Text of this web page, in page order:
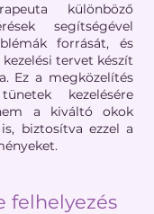
különböző
segítségével
forrását, és
tervet készít
Ez a megközelítés
kezelésére
a kiváltó okok
biztosítva ezzel a
felhelyezés